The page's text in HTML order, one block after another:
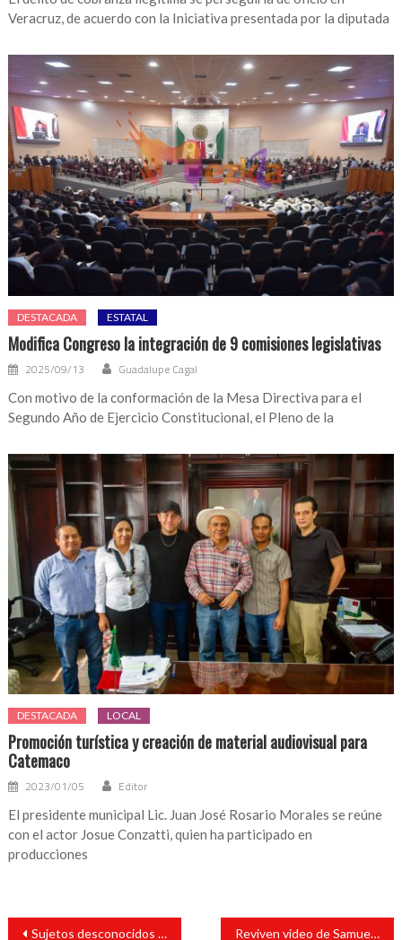
Veracruz, de acuerdo con la Iniciativa presentada por la diputada
DESTACADA ESTATAL
Modifica Congreso la integración de 9 comisiones legislativas
2025/09/13 Guadalupe Cagal
Con motivo de la conformación de la Mesa Directiva para el
Segundo Año de Ejercicio Constitucional, el Pleno de la
DESTACADA LOCAL
Promoción turística y creación de material audiovisual para
Catemaco
2023/01/05 Editor
El presidente municipal Lic. Juan José Rosario Morales se reúne
con el actor Josue Conzatti, quien ha participado en
producciones
Navegación
Sujetos desconocidos disparan contra la fachada de una de las viviendas del Presidente municipal Reviven video de Samuel García de “gente que vive con sueldito de 40 mil pesos y son felices”